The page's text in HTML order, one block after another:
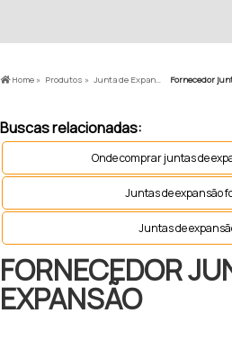
Home » Produtos » Junta de Expansão »
Buscas relacionadas:
Onde comprar juntas de
Juntas de expansão
Juntas de
FORNECEDOR
EXPANSÃO